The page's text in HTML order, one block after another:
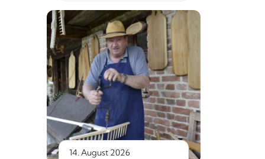
14. August 2026